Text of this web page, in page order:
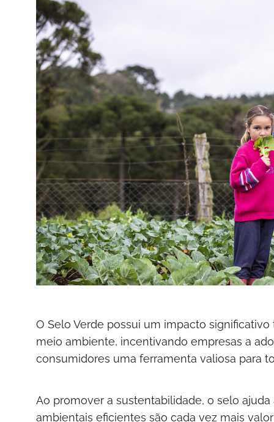
O Selo Verde possui um impacto
meio ambiente, incentivando empresas a
consumidores uma ferramenta valiosa para
Ao promover a sustentabilidade, o selo
ambientais eficientes são cada vez mais